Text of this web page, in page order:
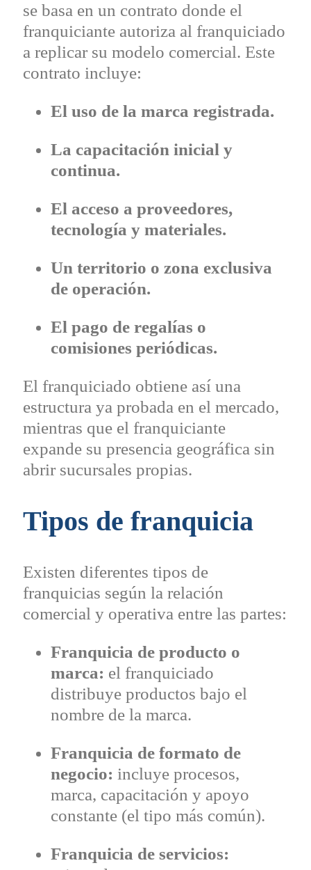
se basa en un contrato donde el
franquiciante autoriza al franquiciado
a replicar su modelo comercial. Este
contrato incluye:
El uso de la marca registrada.
La capacitación inicial y
continua.
El acceso a proveedores,
tecnología y materiales.
Un territorio o zona exclusiva
de operación.
El pago de regalías o
comisiones periódicas.
El franquiciado obtiene así una
estructura ya probada en el mercado,
mientras que el franquiciante
expande su presencia geográfica sin
abrir sucursales propias.
Tipos de franquicia
Existen diferentes tipos de
franquicias según la relación
comercial y operativa entre las partes:
Franquicia de producto o
marca: el franquiciado
distribuye productos bajo el
nombre de la marca.
Franquicia de formato de
negocio: incluye procesos,
marca, capacitación y apoyo
constante (el tipo más común).
Franquicia de servicios: